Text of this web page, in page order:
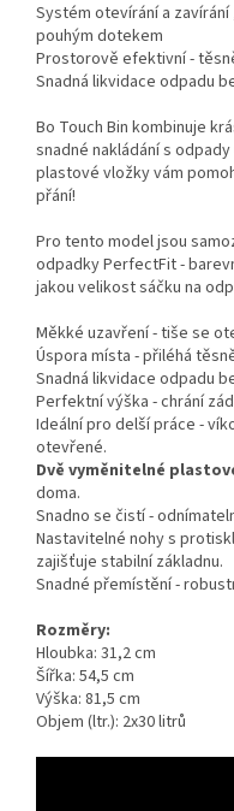
Systém otevírání a
pouhým dotekem
Prostorově efektivní -
Snadná likvidace odpadu
Bo Touch Bin kombinuje
snadné nakládání s
plastové vložky vám
přání!
Pro tento model jsou
odpadky PerfectFit -
jakou velikost sáčku na
Měkké uzavření - tiše se
Úspora místa - přiléhá
Snadná likvidace odpadu
Perfektní výška - chrání
Ideální pro delší práce -
otevřené.
Dvě vyměnitelné
doma.
Snadno se čistí -
Nastavitelné nohy s
zajišťuje stabilní základnu.
Snadné přemístění -
Rozměry:
Hloubka: 31,2 cm
Šířka: 54,5 cm
Výška: 81,5 cm
Objem (ltr.): 2x30 litrů